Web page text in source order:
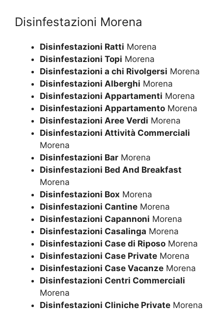
Disinfestazioni Morena
Disinfestazioni Ratti Morena
Disinfestazioni Topi Morena
Disinfestazioni a chi Rivolgersi Morena
Disinfestazioni Alberghi Morena
Disinfestazioni Appartamenti Morena
Disinfestazioni Appartamento Morena
Disinfestazioni Aree Verdi Morena
Disinfestazioni Attività Commerciali
Morena
Disinfestazioni Bar Morena
Disinfestazioni Bed And Breakfast
Morena
Disinfestazioni Box Morena
Disinfestazioni Cantine Morena
Disinfestazioni Capannoni Morena
Disinfestazioni Casalinga Morena
Disinfestazioni Case di Riposo Morena
Disinfestazioni Case Private Morena
Disinfestazioni Case Vacanze Morena
Disinfestazioni Centri Commerciali
Morena
Disinfestazioni Cliniche Private Morena